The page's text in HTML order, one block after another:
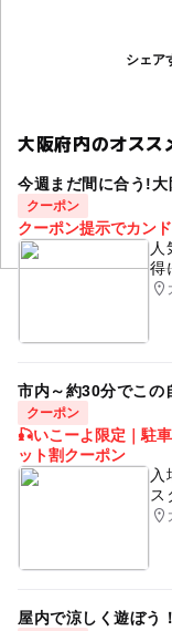
0歳･1歳･2歳
3歳･4歳･5歳･6
予約必要
最終応募締切
応募方法
このイベント
もの
タグ
プレゼント 体操
シェア
大阪府内のオスス
今週まだ間に合う!
クーポン
クーポン提示でカン
人
得
市内～約30分でこの
クーポン
🎣いこーよ限定｜駐
ット割クーポン
入
ス
屋内で涼しく遊ぼう